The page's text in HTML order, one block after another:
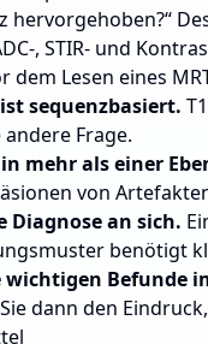
hervorgehoben?“
, STIR- und
dem Lesen eines
sequenzbasiert.
Frage.
mehr als einer
von
Diagnose an sich.
benötigt
wichtigen Befunde
dann den